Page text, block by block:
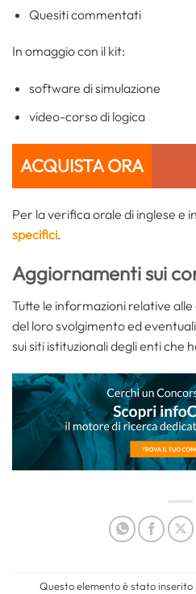
Quesiti commentati
In omaggio con il kit:
software di simulazione
video-corso di logica
ACQUISTA ORA
Per la verifica orale di inglese e
specifici.
Aggiornamenti sui
Tutte le informazioni relative
del loro svolgimento ed
sui siti istituzionali degli enti che
Questo elemento è stato inserito